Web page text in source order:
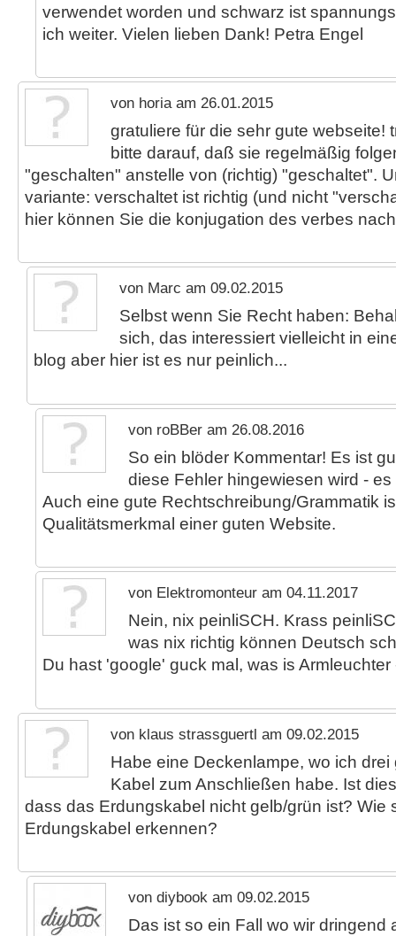
verwendet worden und schwarz ist
ich weiter. Vielen lieben Dank! Petra Engel
von horia am 26.01.2015
gratuliere für die sehr gute webseite!
bitte darauf, daß sie regelmäßig
"geschalten" anstelle von (richtig) "geschaltet".
variante: verschaltet ist richtig (und nicht
hier können Sie die konjugation des verbes
von Marc am 09.02.2015
Selbst wenn Sie Recht haben:
sich, das interessiert vielleicht in
blog aber hier ist es nur peinlich...
von roBBer am 26.08.2016
So ein blöder Kommentar! Es ist
diese Fehler hingewiesen wird -
Auch eine gute Rechtschreibung/Grammatik
Qualitätsmerkmal einer guten Website.
von Elektromonteur am 04.11.2017
Nein, nix peinliSCH. Krass
was nix richtig können Deutsch
Du hast 'google' guck mal, was is Armleuchter
von klaus strassguertl am 09.02.2015
Habe eine Deckenlampe, wo ich
Kabel zum Anschließen habe. Ist
dass das Erdungskabel nicht gelb/grün ist? Wie
Erdungskabel erkennen?
von diybook am 09.02.2015
Das ist so ein Fall wo wir dringend